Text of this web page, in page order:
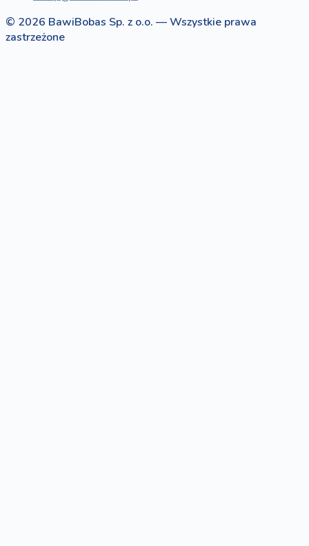
© 2026 BawiBobas Sp. z o.o. — Wszystkie prawa
zastrzeżone